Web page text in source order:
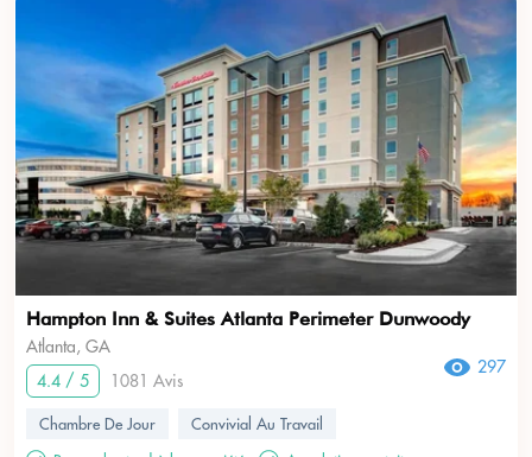
Hampton Inn & Suites Atlanta Perimeter Dunwoody
Atlanta, GA
4.4 / 5
1081 Avis
297
Chambre De Jour
Convivial Au Travail